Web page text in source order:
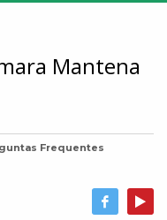
Frequentes